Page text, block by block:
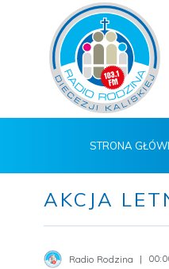
STRONA
AKCJA
Radio Rodzina